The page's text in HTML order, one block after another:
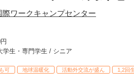
ワークキャンプセンター
学生・専門学生 / シニア
可 地球温暖化 活動外交流が盛ん 1,2回